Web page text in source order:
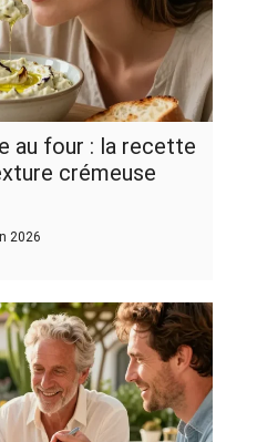
au four : la recette
crémeuse
2026